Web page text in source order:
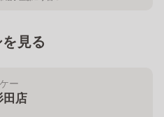
見る
ー
田店